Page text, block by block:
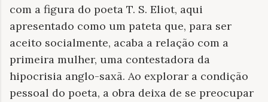
com a figura do poeta T. S. Eliot, aqui
apresentado como um pateta que, para ser
aceito socialmente, acaba a relação com a
primeira mulher, uma contestadora da
hipocrisia anglo-saxã. Ao explorar a condição
pessoal do poeta, a obra deixa de se preocupar